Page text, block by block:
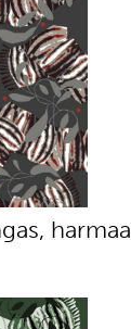
harmaa